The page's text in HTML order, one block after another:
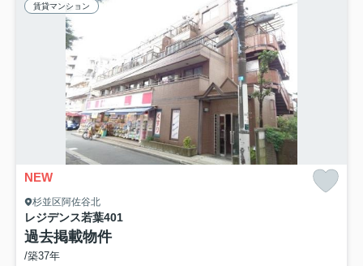
賃貸マンション
NEW
杉並区阿佐谷北
レジデンス若葉401
過去掲載物件
/築37年